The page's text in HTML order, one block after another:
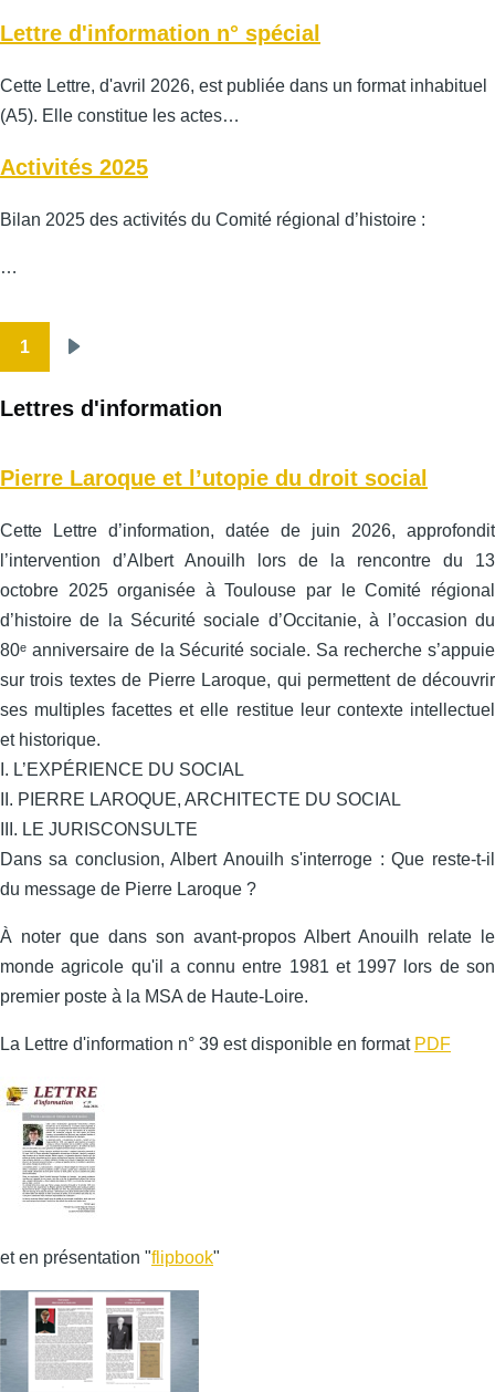
Lettre d'information n° spécial
Cette Lettre, d'avril 2026, est publiée dans un format inhabituel
(A5). Elle constitue les actes…
Activités 2025
Bilan 2025 des activités du Comité régional d’histoire :
…
1
Lettres d'information
Pierre Laroque et l’utopie du droit social
Cette Lettre d’information, datée de juin 2026, approfondit
l’intervention d’Albert Anouilh lors de la rencontre du 13
octobre 2025 organisée à Toulouse par le Comité régional
d’histoire de la Sécurité sociale d’Occitanie, à l’occasion du
80ᵉ anniversaire de la Sécurité sociale. Sa recherche s’appuie
sur trois textes de Pierre Laroque, qui permettent de découvrir
ses multiples facettes et elle restitue leur contexte intellectuel
et historique.
I. L’EXPÉRIENCE DU SOCIAL
II. PIERRE LAROQUE, ARCHITECTE DU SOCIAL
III. LE JURISCONSULTE
Dans sa conclusion, Albert Anouilh s'interroge : Que reste-t-il
du message de Pierre Laroque ?
À noter que dans son avant-propos Albert Anouilh relate le
monde agricole qu'il a connu entre 1981 et 1997 lors de son
premier poste à la MSA de Haute-Loire.
La Lettre d'information n° 39 est disponible en format PDF
et en présentation "flipbook"